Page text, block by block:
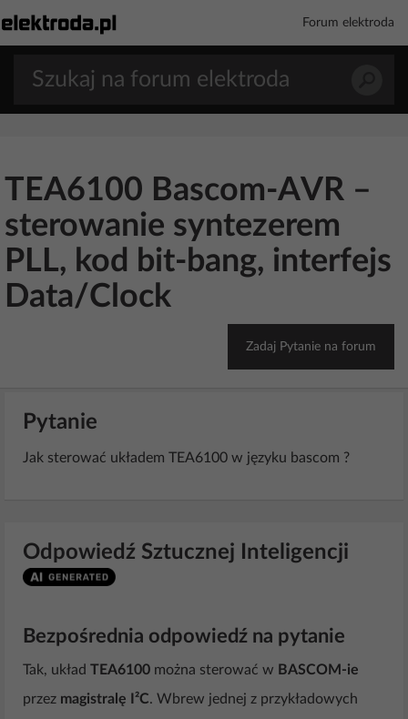
Forum elektroda
TEA6100 Bascom-AVR –
sterowanie syntezerem
PLL, kod bit-bang, interfejs
Data/Clock
Zadaj Pytanie na forum
Pytanie
Jak sterować układem TEA6100 w języku bascom ?
Odpowiedź Sztucznej Inteligencji
Bezpośrednia odpowiedź na pytanie
Tak, układ TEA6100 można sterować w BASCOM-ie
przez magistralę I²C. Wbrew jednej z przykładowych